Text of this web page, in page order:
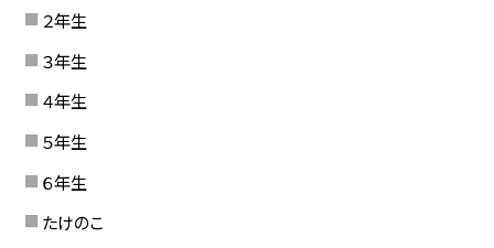
２年生
３年生
４年生
５年生
６年生
たけのこ